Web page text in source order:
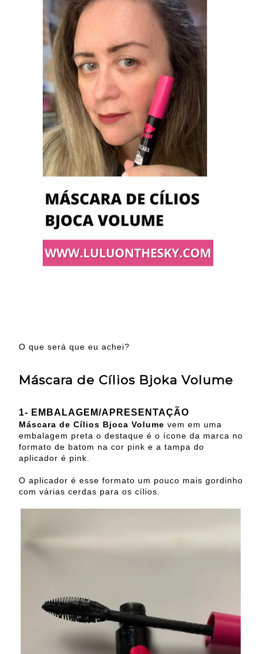
O que será que eu achei?
Máscara de Cílios Bjoka Volume
1- EMBALAGEM/APRESENTAÇÃO
Máscara de Cílios Bjoca Volume vem em uma
embalagem preta o destaque é o ícone da marca no
formato de batom na cor pink e a tampa do
aplicador é pink.
O aplicador é esse formato um pouco mais gordinho
com várias cerdas para os cílios.